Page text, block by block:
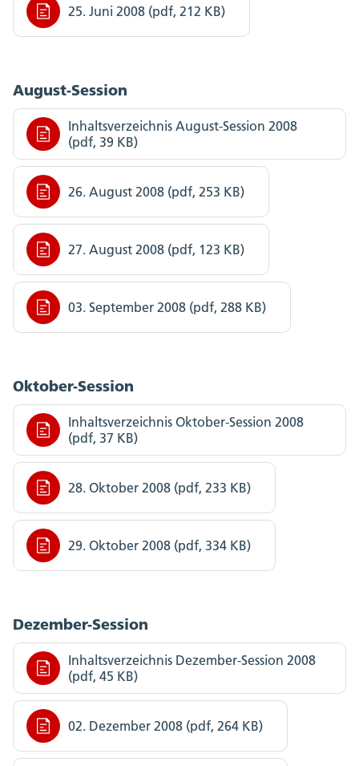
25. Juni 2008 (pdf, 212 KB)
August-Session
Inhaltsverzeichnis August-Session 2008
(pdf, 39 KB)
26. August 2008 (pdf, 253 KB)
27. August 2008 (pdf, 123 KB)
03. September 2008 (pdf, 288 KB)
Oktober-Session
Inhaltsverzeichnis Oktober-Session 2008
(pdf, 37 KB)
28. Oktober 2008 (pdf, 233 KB)
29. Oktober 2008 (pdf, 334 KB)
Dezember-Session
Inhaltsverzeichnis Dezember-Session 2008
(pdf, 45 KB)
02. Dezember 2008 (pdf, 264 KB)